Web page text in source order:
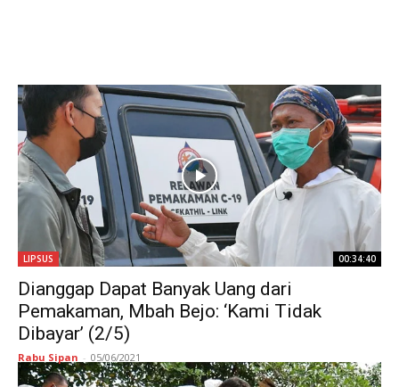
LIPSUS 00:34:40
Dianggap Dapat Banyak Uang dari
Pemakaman, Mbah Bejo: ‘Kami Tidak
Dibayar’ (2/5)
Rabu Sipan - 05/06/2021